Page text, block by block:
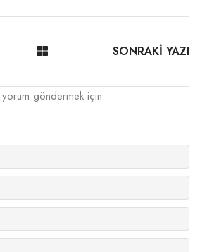
SONRAKİ YAZI
yorum göndermek için.